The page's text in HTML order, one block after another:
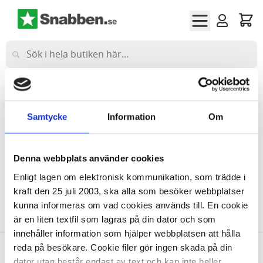
Samtycke Information Om
Denna webbplats använder cookies
Enligt lagen om elektronisk kommunikation, som trädde i
kraft den 25 juli 2003, ska alla som besöker webbplatser
kunna informeras om vad cookies används till. En cookie
är en liten textfil som lagras på din dator och som
innehåller information som hjälper webbplatsen att hålla
reda på besökare. Cookie filer gör ingen skada på din
(inkl moms)
Kontoret Almanackor & Kalendrar
Fickkalender liten
Vi kan inte hitta produkter som matchade urvalet.